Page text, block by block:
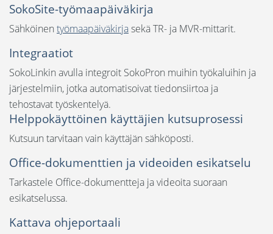
SokoSite-työmaapäiväkirja
Sähköinen työmaapäiväkirjasekä TR- ja MVR-mittarit.
Integraatiot
SokoLinkin avulla integroit SokoPron muihin työkaluihin ja
järjestelmiin, jotka automatisoivat tiedonsiirtoa ja
tehostavat työskentelyä.
Helppokäyttöinen käyttäjien kutsuprosessi
Kutsuun tarvitaan vain käyttäjän sähköposti.
Office-dokumenttien ja videoiden esikatselu
Tarkastele Office-dokumentteja ja videoita suoraan
esikatselussa.
Kattava ohjeportaali